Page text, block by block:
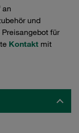
an
und
für
Kontakt mit